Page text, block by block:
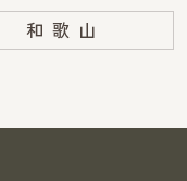
和歌山